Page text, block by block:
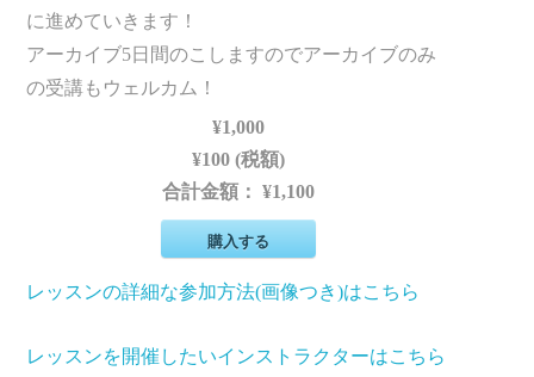
に進めていきます！
アーカイブ5日間のこしますのでアーカイブのみ
の受講もウェルカム！
¥1,000
¥100 (税額)
合計金額：¥1,100
購入する
レッスンの詳細な参加方法(画像つき)はこちら
レッスンを開催したいインストラクターはこちら